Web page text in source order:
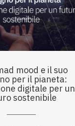
mood e il suo
per il pianeta:
digitale per un
sostenibile